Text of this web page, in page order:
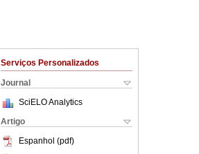
Serviços Personalizados
Journal
SciELO Analytics
Artigo
Espanhol (pdf)